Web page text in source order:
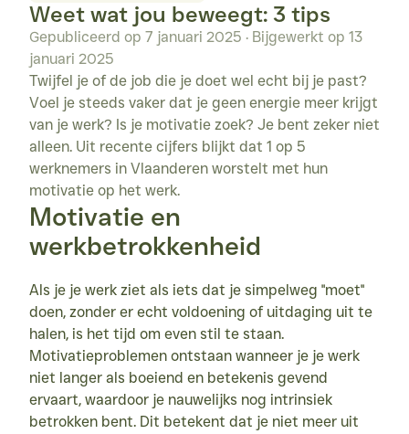
WORKSHOPS
Voor jou
Voor bedrijven
YOGA
Overzicht
Hatha-vinyasa
Stoelyoga
Domein Kiewit
Blog
Digitale tools
Contact
Weet wat jou beweegt: 3 tips
Gepubliceerd op 7 januari 2025 · Bijgewerkt op 13
januari 2025
Twijfel je of de job die je doet wel echt bij je past?
Voel je steeds vaker dat je geen energie meer krijgt
van je werk? Is je motivatie zoek? Je bent zeker niet
alleen. Uit recente cijfers blijkt dat 1 op 5
werknemers in Vlaanderen worstelt met hun
motivatie op het werk.
Motivatie en
werkbetrokkenheid
Als je je werk ziet als iets dat je simpelweg "moet"
doen, zonder er echt voldoening of uitdaging uit te
halen, is het tijd om even stil te staan.
Motivatieproblemen ontstaan wanneer je je werk
niet langer als boeiend en betekenis gevend
ervaart, waardoor je nauwelijks nog intrinsiek
betrokken bent. Dit betekent dat je niet meer uit